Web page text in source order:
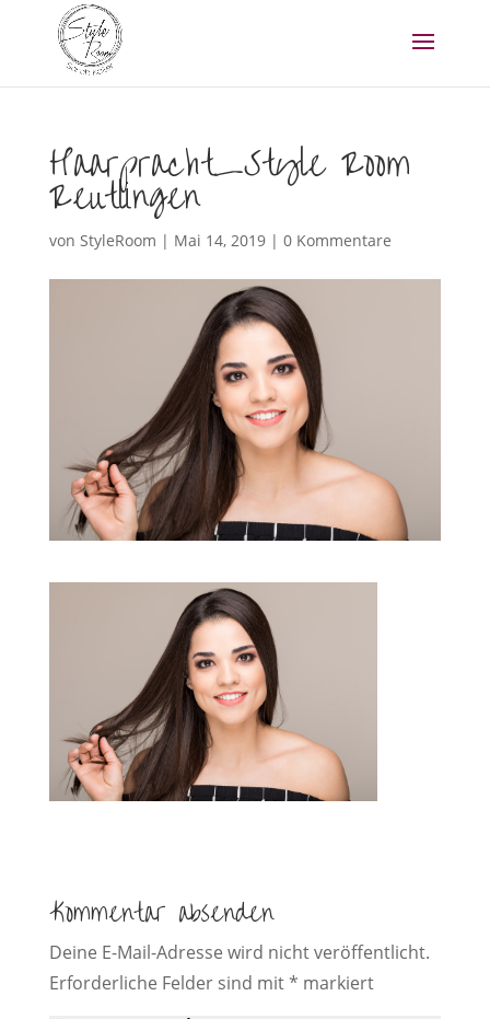
Haarpracht_Style Room
Reutlingen
von StyleRoom | Mai 14, 2019| 0 Kommentare
Kommentar absenden
Deine E-Mail-Adresse wird nicht veröffentlicht.
Erforderliche Felder sind mit* markiert